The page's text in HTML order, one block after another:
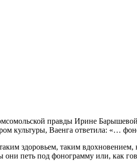
правды Ирине
культуры, Ваенга ответила: «…
здоровьем, таким
петь под фонограмму или, как